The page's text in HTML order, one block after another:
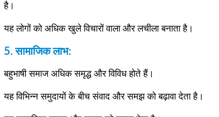
है।
यह लोगों को अधिक खुले विचारों वाला और लचीला बनाता है।
5. सामाजिक लाभ:
बहुभाषी समाज अधिक समृद्ध और विविध होते हैं।
यह विभिन्न समुदायों के बीच संवाद और समझ को बढ़ावा देता है।